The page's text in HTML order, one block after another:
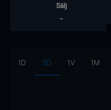
Sälj
-
1D 3D 1V 1M